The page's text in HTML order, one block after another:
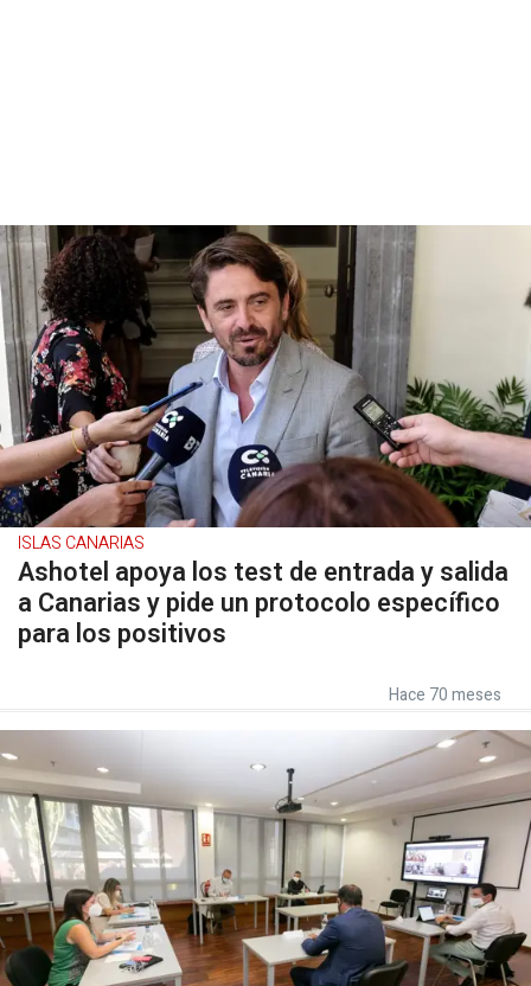
ISLAS CANARIAS
Ashotel apoya los test de entrada y salida
a Canarias y pide un protocolo específico
para los positivos
Hace 70 meses